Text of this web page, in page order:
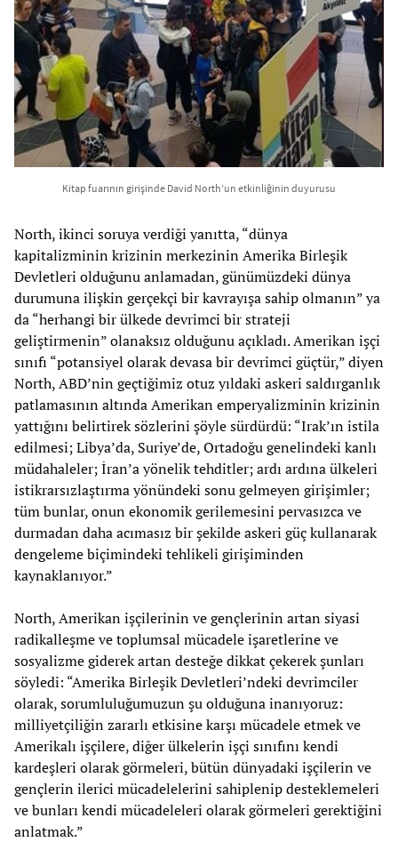
Kitap fuarının girişinde David North’un etkinliğinin duyurusu
North, ikinci soruya verdiği yanıtta, “dünya
kapitalizminin krizinin merkezinin Amerika Birleşik
Devletleri olduğunu anlamadan, günümüzdeki dünya
durumuna ilişkin gerçekçi bir kavrayışa sahip olmanın” ya
da “herhangi bir ülkede devrimci bir strateji
geliştirmenin” olanaksız olduğunu açıkladı. Amerikan işçi
sınıfı “potansiyel olarak devasa bir devrimci güçtür,” diyen
North, ABD’nin geçtiğimiz otuz yıldaki askeri saldırganlık
patlamasının altında Amerikan emperyalizminin krizinin
yattığını belirtirek sözlerini şöyle sürdürdü: “Irak’ın istila
edilmesi; Libya’da, Suriye’de, Ortadoğu genelindeki kanlı
müdahaleler; İran’a yönelik tehditler; ardı ardına ülkeleri
istikrarsızlaştırma yönündeki sonu gelmeyen girişimler;
tüm bunlar, onun ekonomik gerilemesini pervasızca ve
durmadan daha acımasız bir şekilde askeri güç kullanarak
dengeleme biçimindeki tehlikeli girişiminden
kaynaklanıyor.”
North, Amerikan işçilerinin ve gençlerinin artan siyasi
radikalleşme ve toplumsal mücadele işaretlerine ve
sosyalizme giderek artan desteğe dikkat çekerek şunları
söyledi: “Amerika Birleşik Devletleri’ndeki devrimciler
olarak, sorumluluğumuzun şu olduğuna inanıyoruz:
milliyetçiliğin zararlı etkisine karşı mücadele etmek ve
Amerikalı işçilere, diğer ülkelerin işçi sınıfını kendi
kardeşleri olarak görmeleri, bütün dünyadaki işçilerin ve
gençlerin ilerici mücadelelerini sahiplenip desteklemeleri
ve bunları kendi mücadeleleri olarak görmeleri gerektiğini
anlatmak.”